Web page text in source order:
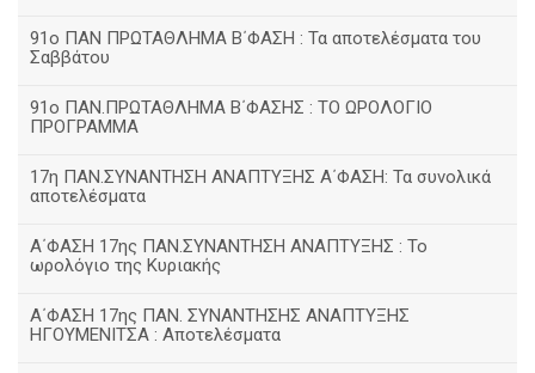
91ο ΠΑΝ ΠΡΩΤΑΘΛΗΜΑ Β΄ΦΑΣΗ : Τα αποτελέσματα του
Σαββάτου
91ο ΠΑΝ.ΠΡΩΤΑΘΛΗΜΑ Β΄ΦΑΣΗΣ : ΤΟ ΩΡΟΛΟΓΙΟ
ΠΡΟΓΡΑΜΜΑ
17η ΠΑΝ.ΣΥΝΑΝΤΗΣΗ ΑΝΑΠΤΥΞΗΣ Α΄ΦΑΣΗ: Τα συνολικά
αποτελέσματα
Α΄ΦΑΣΗ 17ης ΠΑΝ.ΣΥΝΑΝΤΗΣΗ ΑΝΑΠΤΥΞΗΣ : Το
ωρολόγιο της Κυριακής
Α΄ΦΑΣΗ 17ης ΠΑΝ. ΣΥΝΑΝΤΗΣΗΣ ΑΝΑΠΤΥΞΗΣ
ΗΓΟΥΜΕΝΙΤΣΑ : Αποτελέσματα